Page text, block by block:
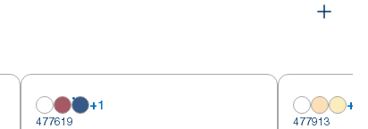
+1
477619
+
477913